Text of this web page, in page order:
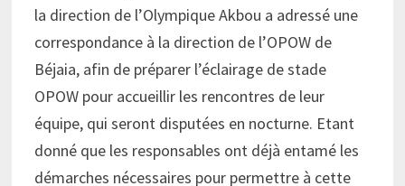
la direction de l’Olympique Akbou a adressé une
correspondance à la direction de l’OPOW de
Béjaia, afin de préparer l’éclairage de stade
OPOW pour accueillir les rencontres de leur
équipe, qui seront disputées en nocturne. Etant
donné que les responsables ont déjà entamé les
démarches nécessaires pour permettre à cette